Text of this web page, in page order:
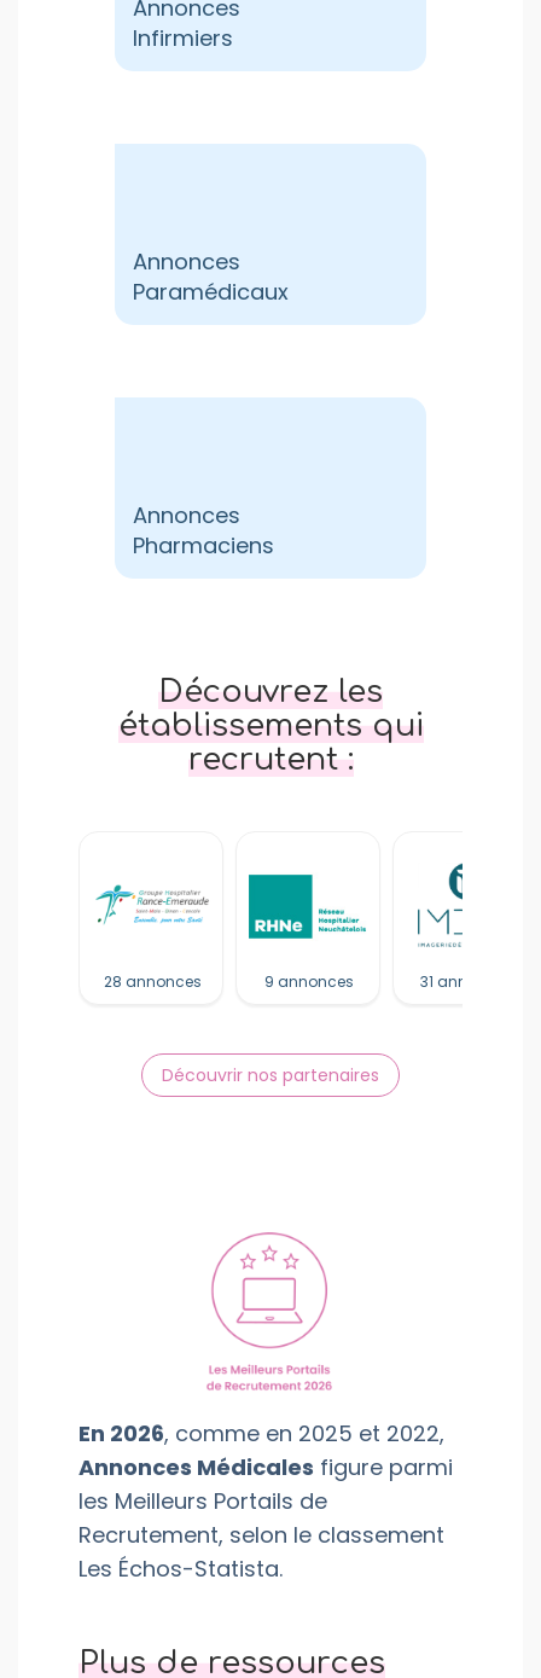
Annonces
Infirmiers
Annonces
Paramédicaux
Annonces
Pharmaciens
Découvrez les
établissements qui
recrutent :
28 annonces 9 annonces 31 annonces
Découvrir nos partenaires
En 2026, comme en 2025 et 2022,
Annonces Médicales figure parmi
les Meilleurs Portails de
Recrutement, selon le classement
Les Échos-Statista.
Plus de ressources